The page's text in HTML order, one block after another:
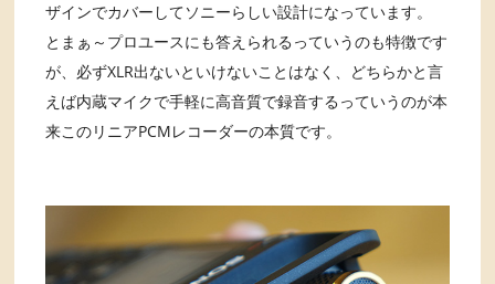
ザインでカバーしてソニーらしい設計になっています。
とまぁ～プロユースにも答えられるっていうのも特徴です
が、必ずXLR出ないといけないことはなく、どちらかと言
えば内蔵マイクで手軽に高音質で録音するっていうのが本
来このリニアPCMレコーダーの本質です。